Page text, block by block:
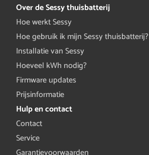
Over de Sessy thuisbatterij
Hoe werkt Sessy
Hoe gebruik ik mijn Sessy thuisbatterij?
Installatie van Sessy
Hoeveel kWh nodig?
Firmware updates
Prijsinformatie
Hulp en contact
Contact
Service